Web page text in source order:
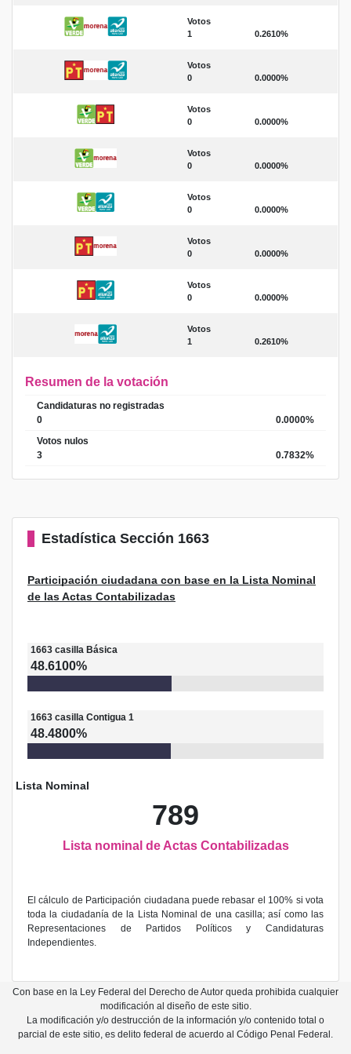
Votos
1
0.2610%
Votos
0
0.0000%
Votos
0
0.0000%
Votos
0
0.0000%
Votos
0
0.0000%
Votos
0
0.0000%
Votos
0
0.0000%
Votos
1
0.2610%
Resumen de la votación
Candidaturas no registradas
0
0.0000%
Votos nulos
3
0.7832%
Estadística Sección 1663
Participación ciudadana con base en la Lista Nominal
de las Actas Contabilizadas
1663 casilla Básica
48.6100%
1663 casilla Contigua 1
48.4800%
Lista Nominal
789
Lista nominal de Actas Contabilizadas
El cálculo de Participación ciudadana puede rebasar el 100% si vota
toda la ciudadanía de la Lista Nominal de una casilla; así como las
Representaciones de Partidos Políticos y Candidaturas
Independientes.
Con base en la Ley Federal del Derecho de Autor queda prohibida cualquier
modificación al diseño de este sitio.
La modificación y/o destrucción de la información y/o contenido total o
parcial de este sitio, es delito federal de acuerdo al Código Penal Federal.